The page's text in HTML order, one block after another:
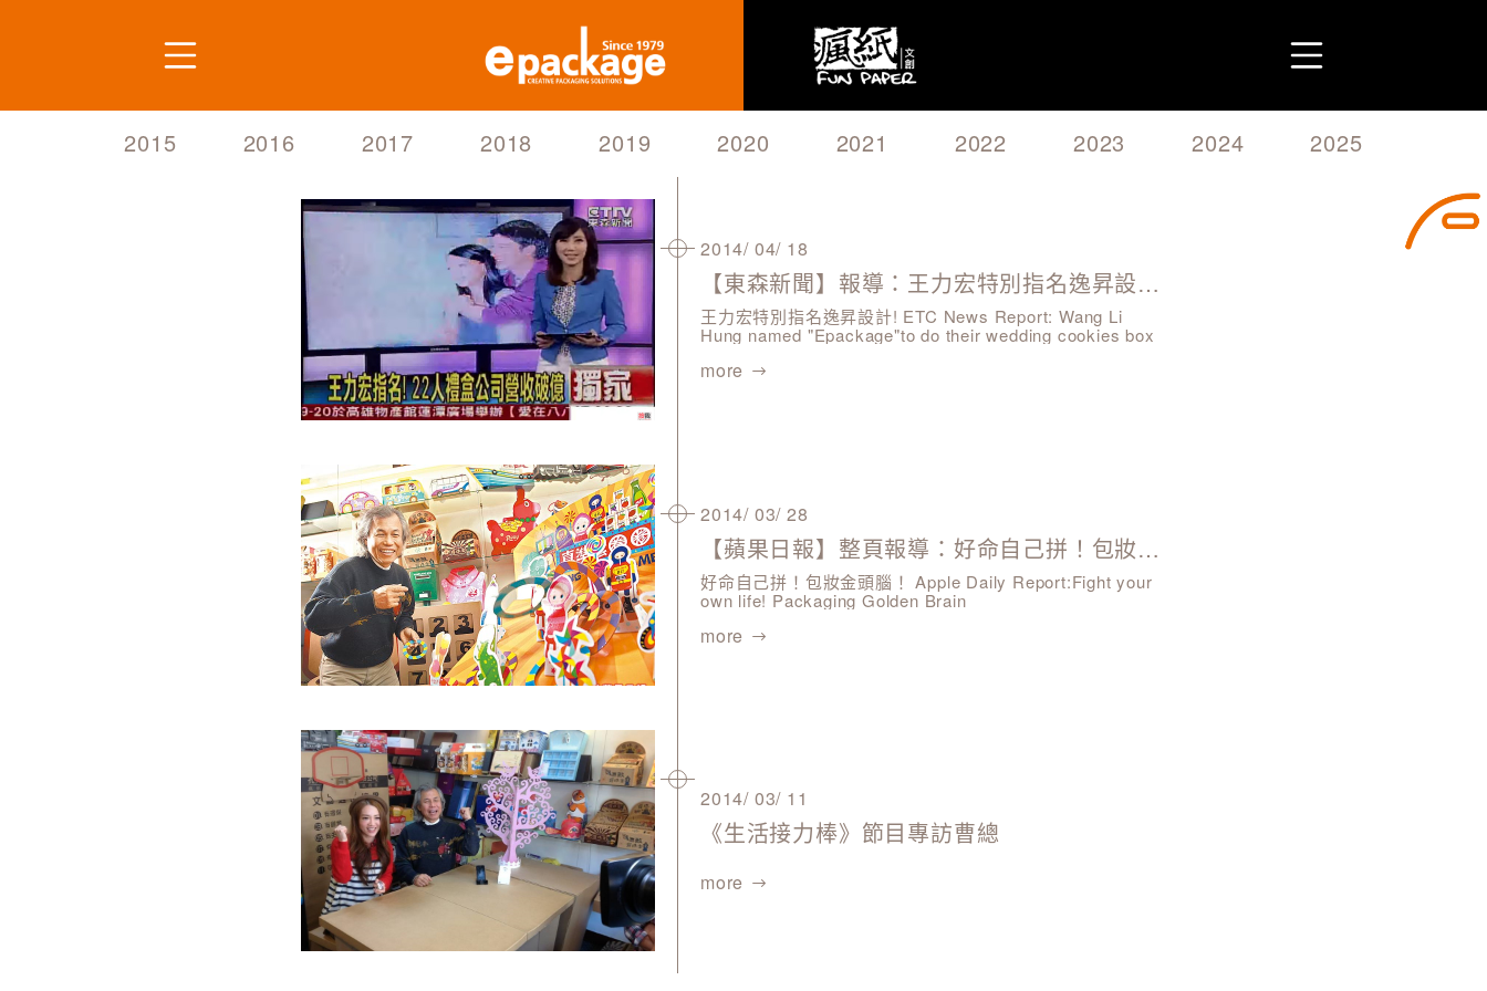
2015 2016 2017 2018 2019 2020 2021 2022 2023 2024 2025
2014/ 04/ 18
【東森新聞】報導：王力宏特別指名逸昇設計！
王力宏特別指名逸昇設計! ETC News Report: Wang Li
Hung named "Epackage"to do their wedding cookies box
more
2014/ 03/ 28
【蘋果日報】整頁報導：好命自己拼！包妝金頭腦！
好命自己拼！包妝金頭腦！ Apple Daily Report:Fight your
own life! Packaging Golden Brain
more
2014/ 03/ 11
《生活接力棒》節目專訪曹總
more
需求訊息
驗證碼